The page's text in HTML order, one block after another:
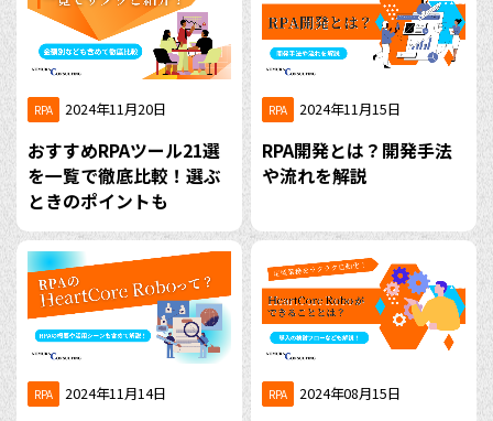
RPA 2024年11月20日
おすすめRPAツール21選
を一覧で徹底比較！選ぶ
ときのポイントも
RPA 2024年11月15日
RPA開発とは？開発手法
や流れを解説
RPA 2024年11月14日 RPA 2024年08月15日